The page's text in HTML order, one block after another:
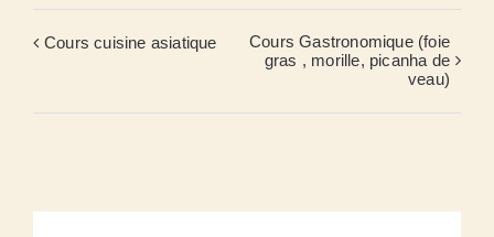
Cours cuisine asiatique
Cours Gastronomique (foie
gras , morille, picanha de
veau)